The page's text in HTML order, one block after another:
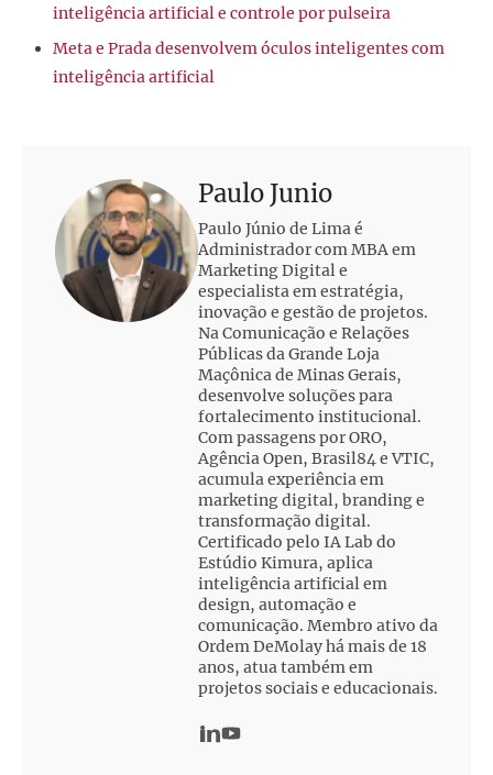
inteligência artificial e controle por pulseira
Meta e Prada desenvolvem óculos inteligentes com
inteligência artificial
Paulo Junio
Paulo Júnio de Lima é
Administrador com MBA em
Marketing Digital e
especialista em estratégia,
inovação e gestão de projetos.
Na Comunicação e Relações
Públicas da Grande Loja
Maçônica de Minas Gerais,
desenvolve soluções para
fortalecimento institucional.
Com passagens por ORO,
Agência Open, Brasil84 e VTIC,
acumula experiência em
marketing digital, branding e
transformação digital.
Certificado pelo IA Lab do
Estúdio Kimura, aplica
inteligência artificial em
design, automação e
comunicação. Membro ativo da
Ordem DeMolay há mais de 18
anos, atua também em
projetos sociais e educacionais.